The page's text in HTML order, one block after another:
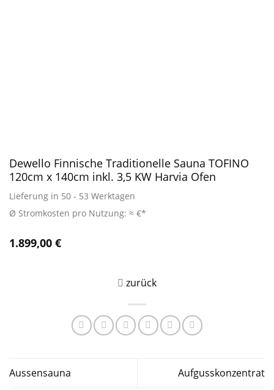
Dewello Finnische Traditionelle Sauna TOFINO
120cm x 140cm inkl. 3,5 KW Harvia Ofen
Lieferung in 50 - 53 Werktagen
Ø Stromkosten pro Nutzung: ≈ €*
1.899,00 €
zurück
Aussensauna Aufgusskonzentrat